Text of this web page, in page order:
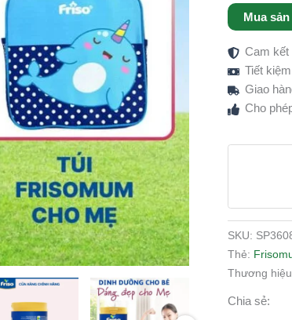
Mua
Cam kết
Tiết
Giao
Cho
SKU:
Thẻ:
Thương
Chia sẻ: